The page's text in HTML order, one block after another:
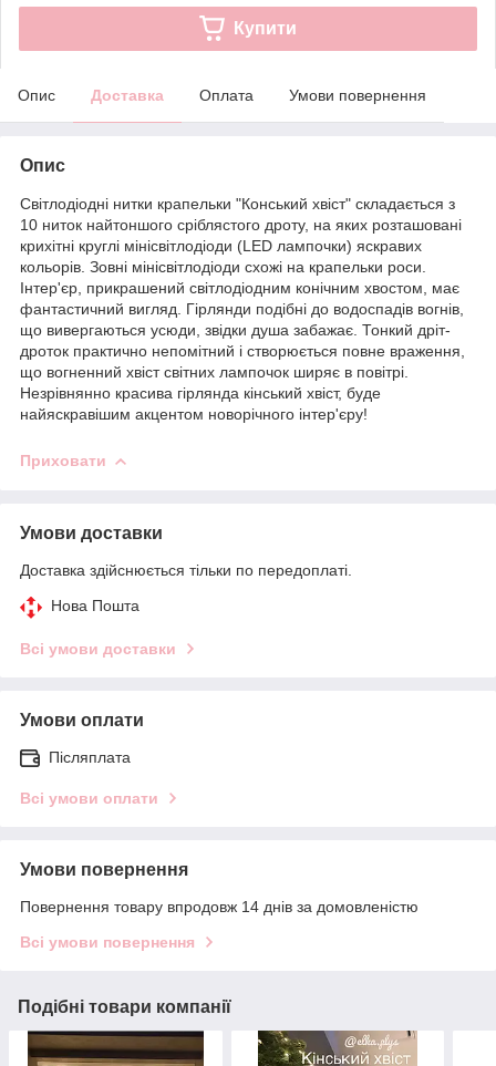
Купити
Опис Доставка Оплата Умови повернення
Опис
Світлодіодні нитки крапельки "Конський хвіст" складається з
10 ниток найтоншого сріблястого дроту, на яких розташовані
крихітні круглі мінісвітлодіоди (LED лампочки) яскравих
кольорів. Зовні мінісвітлодіоди схожі на крапельки роси.
Інтер'єр, прикрашений світлодіодним конічним хвостом, має
фантастичний вигляд. Гірлянди подібні до водоспадів вогнів,
що вивергаються усюди, звідки душа забажає. Тонкий дріт-
дроток практично непомітний і створюється повне враження,
що вогненний хвіст світних лампочок ширяє в повітрі.
Незрівнянно красива гірлянда кінський хвіст, буде
найяскравішим акцентом новорічного інтер'єру!
Приховати
Умови доставки
Доставка здійснюється тільки по передоплаті.
Нова Пошта
Всі умови доставки
Умови оплати
Післяплата
Всі умови оплати
Умови повернення
Повернення товару впродовж 14 днів за домовленістю
Всі умови повернення
Подібні товари компанії